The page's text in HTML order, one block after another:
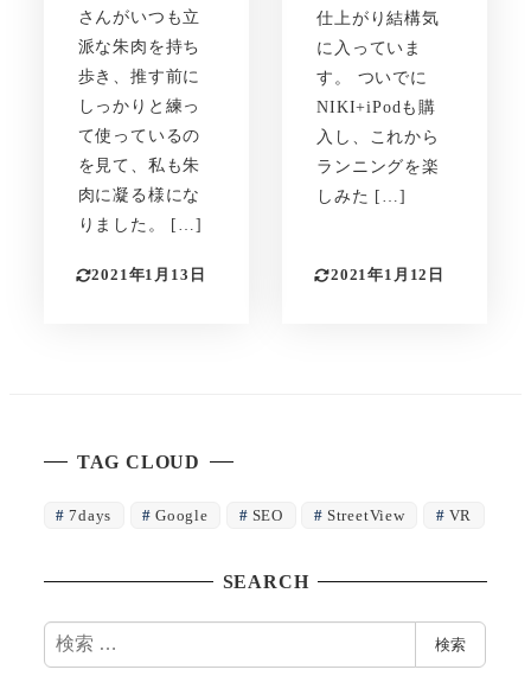
さんがいつも立
派な朱肉を持ち
歩き、推す前に
しっかりと練っ
て使っているの
を見て、私も朱
肉に凝る様にな
りました。 […]
2021年1月13日
仕上がり結構気
に入っていま
す。 ついでに
NIKI+iPodも購
入し、これから
ランニングを楽
しみた […]
2021年1月12日
TAG CLOUD
7days Google SEO StreetView VR
SEARCH
検
索
検索